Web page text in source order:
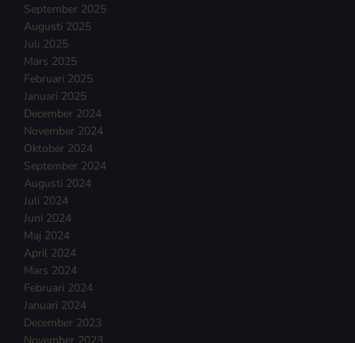
September 2025
Augusti 2025
Juli 2025
Mars 2025
Februari 2025
Januari 2025
December 2024
November 2024
Oktober 2024
September 2024
Augusti 2024
Juli 2024
Juni 2024
Maj 2024
April 2024
Mars 2024
Februari 2024
Januari 2024
December 2023